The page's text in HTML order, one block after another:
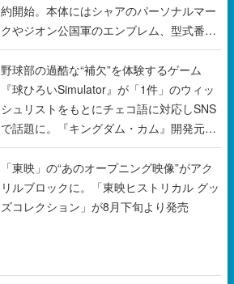
野球部の過酷な“補欠”を体験するゲーム
『球ひろいSimulator』が「1件」のウィッ
シュリストをもとにチェコ語に対応しSNS
で話題に。『キングダム・カム』開発元や
チェコのプロ野球選手から称賛の声
「東映」の“あのオープニング映像”がアク
リルブロックに。「東映ヒストリカル グッ
ズコレクション」が8月下旬より発売
『Breathedge』が無料で配布中。入手でき